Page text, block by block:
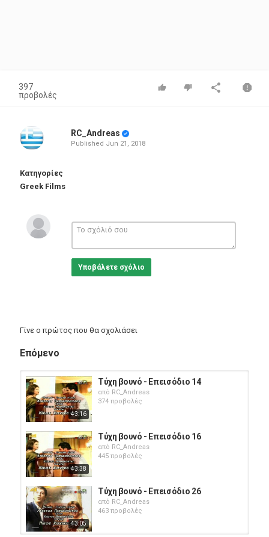
397
προβολές
RC_Andreas
Published Jun 21, 2018
Κατηγορίες
Greek Films
Υποβάλετε σχόλιο
Γίνε ο πρώτος που θα σχολιάσει
Επόμενο
43:16
Τύχη βουνό - Επεισόδιο 14
από RC_Andreas
374 προβολές
43:38
Τύχη βουνό - Επεισόδιο 16
από RC_Andreas
445 προβολές
43:05
Τύχη βουνό - Επεισόδιο 26
από RC_Andreas
463 προβολές